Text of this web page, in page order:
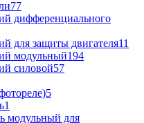
77
дифференциального
для защиты двигателя11
модульный194
силовой57
5
1
модульный для